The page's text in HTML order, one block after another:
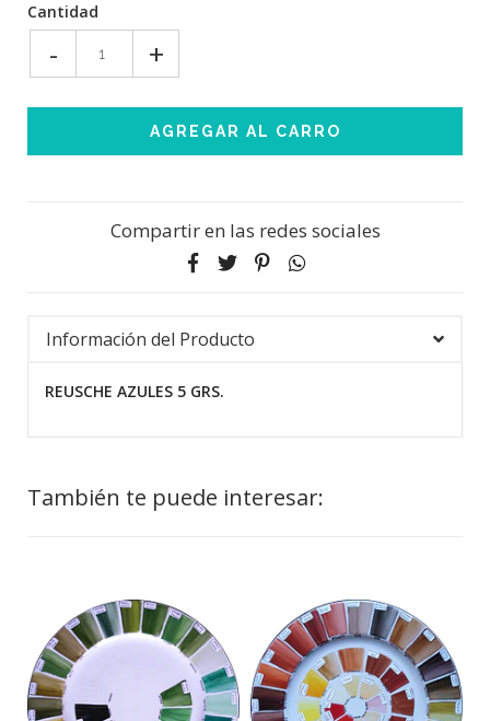
Cantidad
- +
Compartir en las redes sociales
Información del Producto
REUSCHE AZULES 5 GRS.
También te puede interesar: